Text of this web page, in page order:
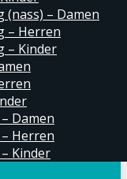
– Damen
– Herren
– Kinder
Damen
Herren
Kinder